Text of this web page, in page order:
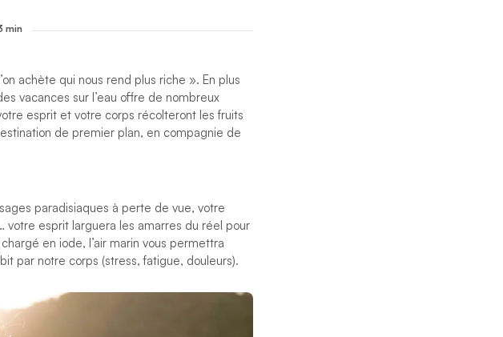
min
achète qui nous rend plus riche ». En plus
vacances sur l’eau offre de nombreux
esprit et votre corps récolteront les fruits
de premier plan, en compagnie de
paradisiaques à perte de vue, votre
votre esprit larguera les amarres du réel pour
en iode, l’air marin vous permettra
par notre corps (stress, fatigue, douleurs).